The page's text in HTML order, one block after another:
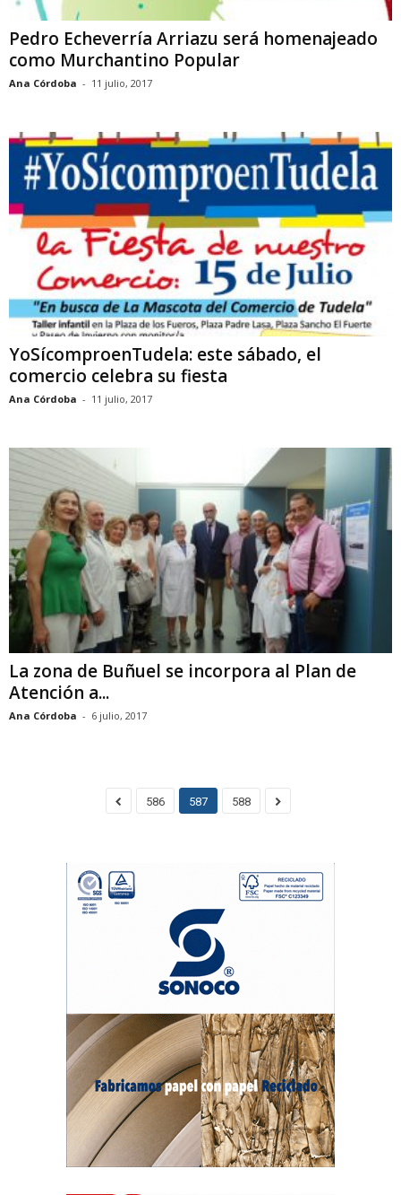
Pedro Echeverría Arriazu será homenajeado
como Murchantino Popular
Ana Córdoba - 11 julio, 2017
YoSícomproenTudela: este sábado, el
comercio celebra su fiesta
Ana Córdoba - 11 julio, 2017
La zona de Buñuel se incorpora al Plan de
Atención a...
Ana Córdoba - 6 julio, 2017
586 587 588